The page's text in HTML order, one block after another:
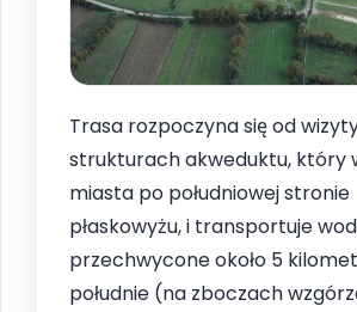
Trasa rozpoczyna się od
strukturach akweduktu, który
miasta po południowej stronie
płaskowyżu, i transportuje
przechwycone około 5
południe (na zboczach